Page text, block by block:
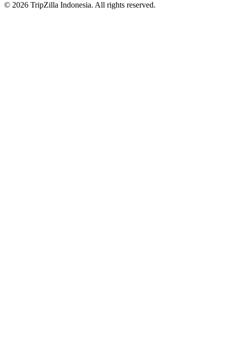
© 2026 TripZilla Indonesia. All rights reserved.